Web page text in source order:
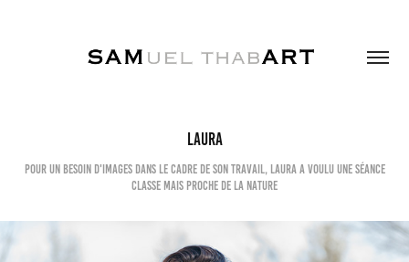
Laura
Pour un besoin d'images dans le cadre de son travail, Laura a voulu une séance
classe mais proche de la nature